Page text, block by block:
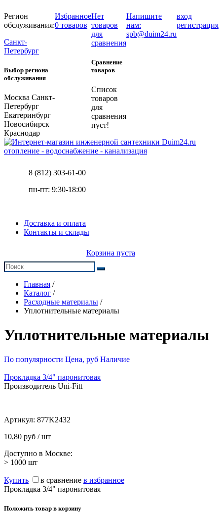
Регион
обслуживания:
Санкт-
Петербург
Выбор региона
обслуживания
Москва Санкт-
Петербург
Екатеринбург
Новосибирск
Краснодар
Избранное
0 товаров
Нет
товаров
для
сравнения
Сравнение
товаров
Список
товаров
для
сравнения
пуст!
Напишите
нам:
spb@duim24.ru
вход
регистрация
отопление - водоснабжение - канализация
8 (812) 303-61-00
пн-пт: 9:30-18:00
Доставка и оплата
Контакты и склады
Корзина пуста
Главная /
Каталог /
Расходные материалы /
Уплотнительные материалы
Уплотнительные материалы
По популярности Цена, руб Наличие
Прокладка 3/4" паронитовая
Производитель Uni-Fitt
Артикул: 877K2432
10,80 руб / шт
Доступно в Москве:
> 1000 шт
Купить в сравнение в избранное
Прокладка 3/4" паронитовая
Положить товар в корзину